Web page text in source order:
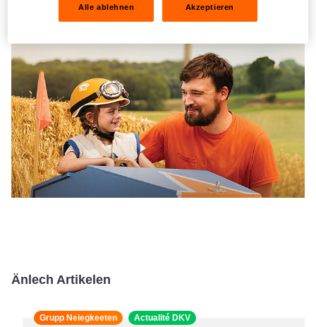
Vertrauen iwwerholl ginn), sou datt si ënner allen Ëmstänn
hiert Laache kënnen halen.
Änlech Artikelen
Grupp Neiegkeeten Actualité DKV
Alle ablehnen Akzeptieren